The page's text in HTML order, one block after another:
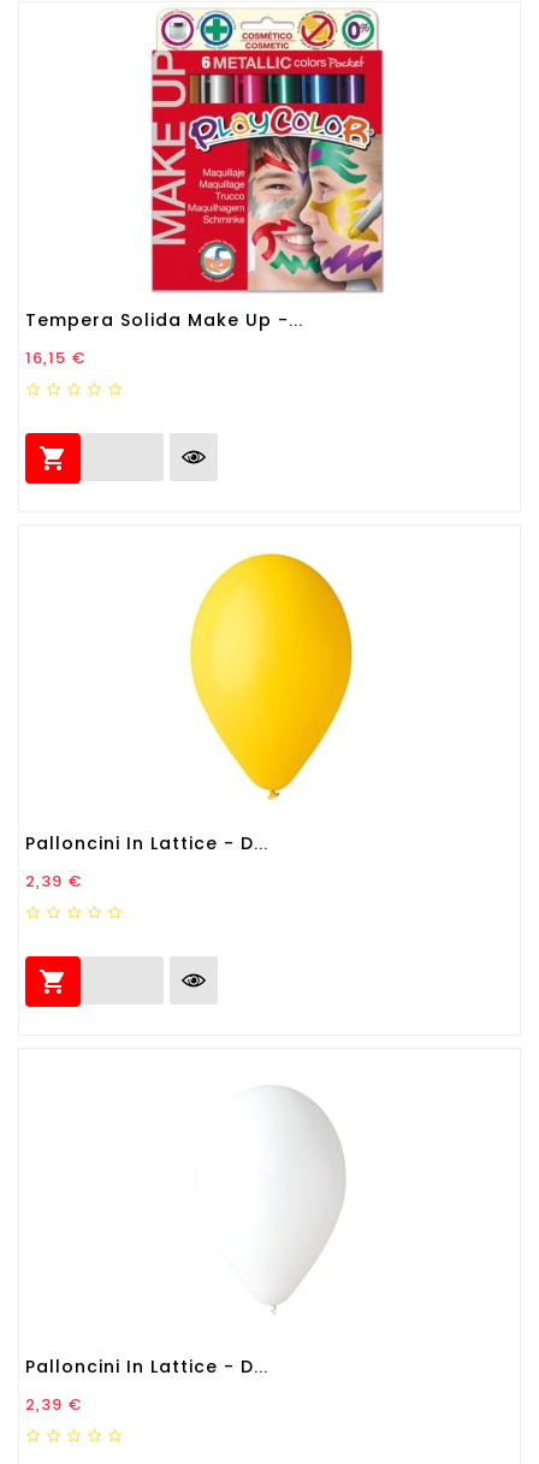
Tempera Solida Make Up -...
Prezzo
16,15 €

Palloncini In Lattice - D...
Prezzo
2,39 €

Palloncini In Lattice - D...
Prezzo
2,39 €